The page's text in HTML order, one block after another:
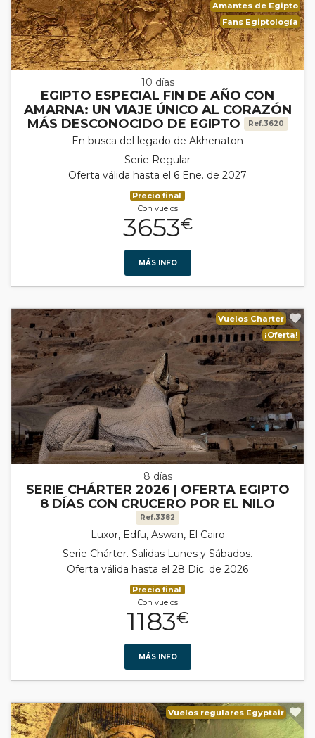
Amantes de Egipto
Fans Egiptología
10 días
EGIPTO ESPECIAL FIN DE AÑO CON
AMARNA: UN VIAJE ÚNICO AL CORAZÓN
MÁS DESCONOCIDO DE EGIPTO
Ref.3620
En busca del legado de Akhenaton
Serie Regular
Oferta válida hasta el 6 Ene. de 2027
Precio final
Con vuelos
3653€
MÁS INFO
Vuelos Charter
¡Oferta!
8 días
SERIE CHÁRTER 2026 | OFERTA EGIPTO
8 DÍAS CON CRUCERO POR EL NILO
Ref.3382
Luxor, Edfu, Aswan, El Cairo
Serie Chárter. Salidas Lunes y Sábados.
Oferta válida hasta el 28 Dic. de 2026
Precio final
Con vuelos
1183€
MÁS INFO
Vuelos regulares Egyptair